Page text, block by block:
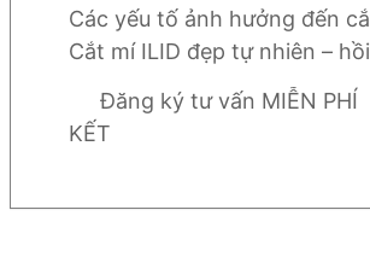
Các yếu tố ảnh hưởng đến
Cắt mí ILID đẹp tự nhiên –
Đăng ký tư vấn MIỄN PHÍ
KẾT